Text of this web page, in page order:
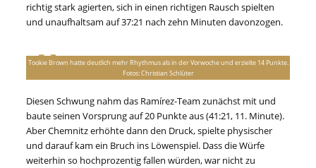
richtig stark agierten, sich in einen richtigen Rausch spielten
und unaufhaltsam auf 37:21 nach zehn Minuten davonzogen.
Tookie Brown hatte deutlich mehr Rhythmus als in der Vorwoche und erzielte 14 Punkte.
Fotos: Christian Schlüter
Diesen Schwung nahm das Ramírez-Team zunächst mit und
baute seinen Vorsprung auf 20 Punkte aus (41:21, 11. Minute).
Aber Chemnitz erhöhte dann den Druck, spielte physischer
und darauf kam ein Bruch ins Löwenspiel. Dass die Würfe
weiterhin so hochprozentig fallen würden, war nicht zu